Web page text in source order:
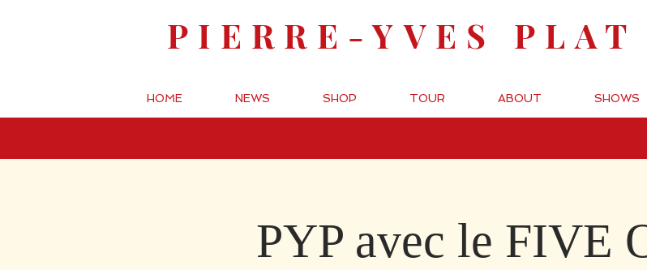
PIERRE-YVES PLAT
HOME NEWS SHOP TOUR ABOUT SHOWS
PYP avec le FIVE